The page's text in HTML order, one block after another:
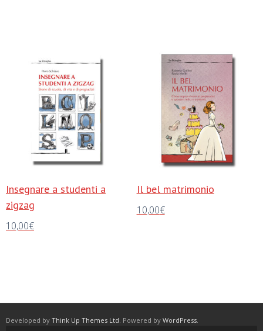
Insegnare a studenti a
zigzag
10,00€
Il bel matrimonio
10,00€
Developed by Think Up Themes Ltd. Powered by WordPress.